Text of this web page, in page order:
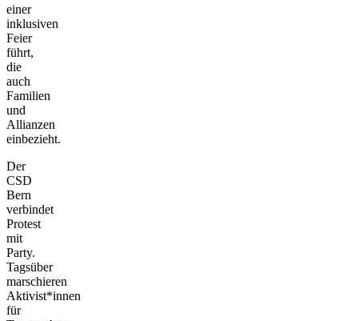
einer
inklusiven
Feier
führt,
die
auch
Familien
und
Allianzen
einbezieht.
Der
CSD
Bern
verbindet
Protest
mit
Party.
Tagsüber
marschieren
Aktivist*innen
für